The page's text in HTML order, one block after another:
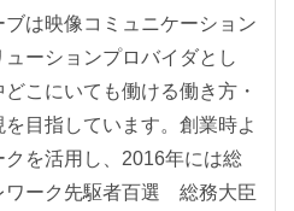
ブは映像コミュニケーション
ューションプロバイダとし
こにいても働ける働き方・
目指しています。創業時よ
クを活用し、2016年には総
ワーク先駆者百選 総務大臣